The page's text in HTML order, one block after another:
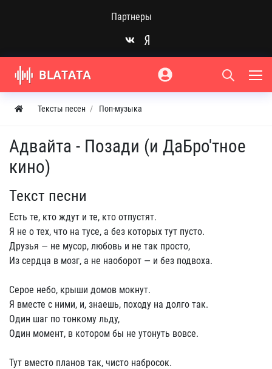
Партнеры
Тексты песен Поп-музыка
Адвайта - Позади (и ДаБро'тное
кино)
Текст песни
Есть те, кто ждут и те, кто отпустят.
Я не о тех, что на тусе, а без которых тут пусто.
Друзья — не мусор, любовь и не так просто,
Из сердца в мозг, а не наоборот — и без подвоха.
Серое небо, крыши домов мокнут.
Я вместе с ними, и, знаешь, походу на долго так.
Один шаг по тонкому льду,
Один момент, в котором бы не утонуть вовсе.
Тут вместо планов так, чисто набросок.